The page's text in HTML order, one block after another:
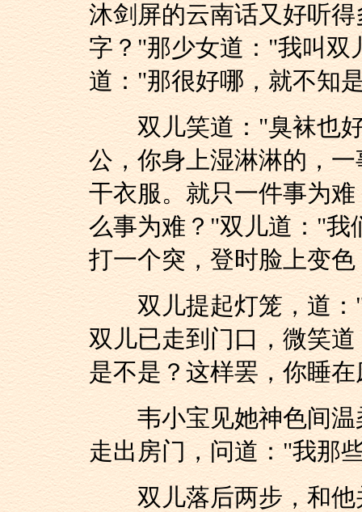
沐剑屏的云南话又好听
字？"那少女道："我叫双
道："那很好哪，就不知
双儿笑道："臭袜也好
公，你身上湿淋淋的，
干衣服。就只一件事为
么事为难？"双儿道："我
打一个突，登时脸上变
双儿提起灯笼，道："
双儿已走到门口，微笑
是不是？这样罢，你睡
韦小宝见她神色间温
走出房门，问道："我那
双儿落后两步，和他